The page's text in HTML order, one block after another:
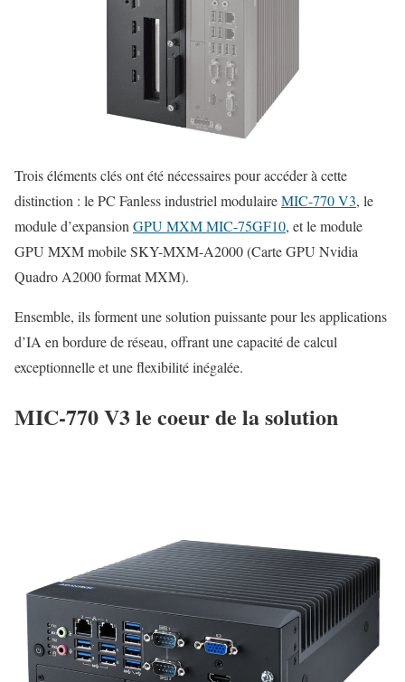
Trois éléments clés ont été nécessaires pour accéder à cette
distinction : le PC Fanless industriel modulaireMIC-770 V3, le
module d’expansionGPU MXM MIC-75GF10, et le module
GPU MXM mobile SKY-MXM-A2000 (Carte GPU Nvidia
Quadro A2000 format MXM).
Ensemble, ils forment une solution puissante pour les applications
d’IA en bordure de réseau, offrant une capacité de calcul
exceptionnelle et une flexibilité inégalée.
MIC-770 V3 le coeur de la solution